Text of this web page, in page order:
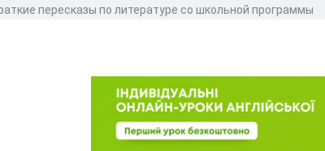
пересказы по литературе со школьной программы